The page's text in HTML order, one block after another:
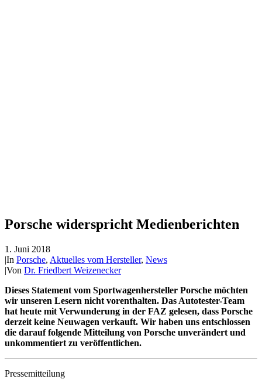
Porsche widerspricht Medienberichten
1. Juni 2018
|In Porsche, Aktuelles vom Hersteller, News
|Von Dr. Friedbert Weizenecker
Dieses Statement vom Sportwagenhersteller Porsche möchten
wir unseren Lesern nicht vorenthalten. Das Autotester-Team
hat heute mit Verwunderung in der FAZ gelesen, dass Porsche
derzeit keine Neuwagen verkauft. Wir haben uns entschlossen
die darauf folgende Mitteilung von Porsche unverändert und
unkommentiert zu veröffentlichen.
Pressemitteilung